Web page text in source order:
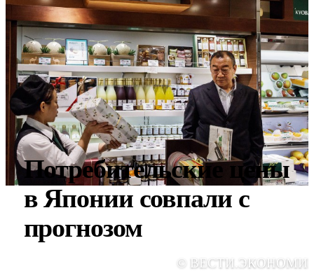
Потребительские цены
в Японии совпали с
прогнозом
©